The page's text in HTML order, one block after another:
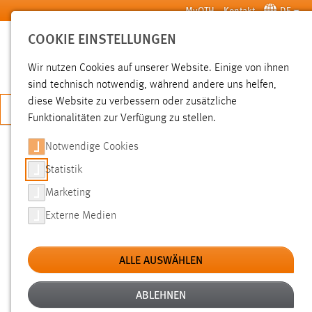
Zum Hauptinhalt springen MyOTH Kontakt DE
SUCHE
JETZT BEWERBEN
SUCHE
FILTER
Typ
Erstellungsdatum
COOKIE EINSTELLUNGEN
Wir nutzen Cookies auf unserer Website. Einige von ihnen
sind technisch notwendig, während andere uns helfen,
diese Website zu verbessern oder zusätzliche
Funktionalitäten zur Verfügung zu stellen.
Notwendige Cookies
Statistik
Marketing
Externe Medien
ALLE AUSWÄHLEN
ABLEHNEN